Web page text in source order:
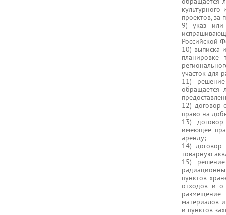
проектов, за
9) указ или
Российской
10) выписка
планировке
участок для
11)
обращается
12) договор
право на
13)
имеющее
аренду;
14) договор
товарную
15)
пунктов
отходов и о
размещение
материалов
и пунктов